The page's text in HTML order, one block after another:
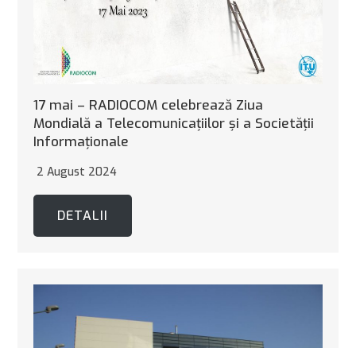
17 mai – RADIOCOM celebrează Ziua
Mondială a Telecomunicaţiilor şi a Societăţii
Informaţionale
2 August 2024
DETALII